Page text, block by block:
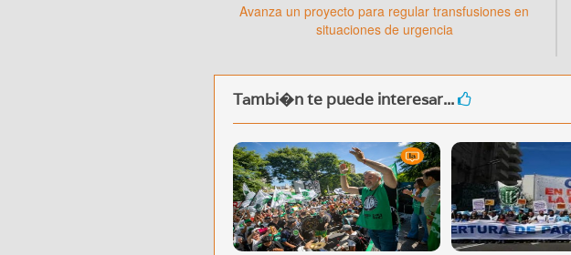
Avanza un proyecto para regular transfusiones en
situaciones de urgencia
Tambi�n te puede interesar...